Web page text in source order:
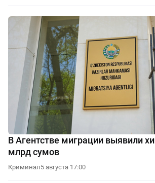
В Агентстве миграции выявили
млрд сумов
Криминал5 августа 17:00